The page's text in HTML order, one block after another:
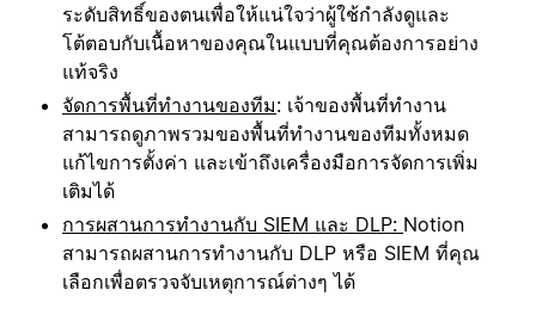
ระดับสิทธิ์ของตนเพื่อให้แน่ใจว่าผู้ใช้กำลังดูและ
โต้ตอบกับเนื้อหาของคุณในแบบที่คุณต้องการอย่าง
แท้จริง
จัดการพื้นที่ทำงานของทีม: เจ้าของพื้นที่ทำงาน
สามารถดูภาพรวมของพื้นที่ทำงานของทีมทั้งหมด
แก้ไขการตั้งค่า และเข้าถึงเครื่องมือการจัดการเพิ่ม
เติมได้
การผสานการทำงานกับ SIEM และ DLP: Notion
สามารถผสานการทำงานกับ DLP หรือ SIEM ที่คุณ
เลือกเพื่อตรวจจับเหตุการณ์ต่างๆ ได้